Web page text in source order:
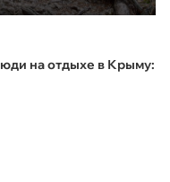
на отдыхе в Крыму: